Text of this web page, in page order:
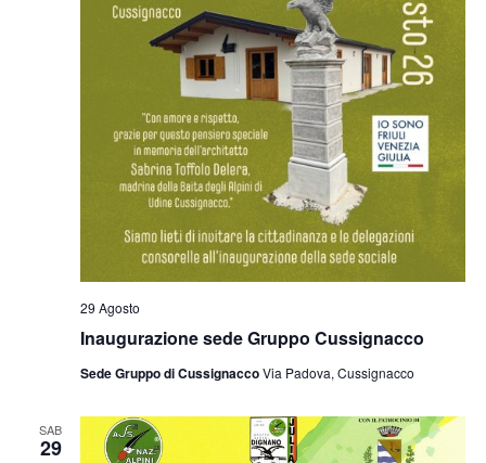
Inaugurazione sede Gruppo Cussignacco
29 Agosto
Sede Gruppo di CussignaccoVia Padova, Cussignacco
SAB
29